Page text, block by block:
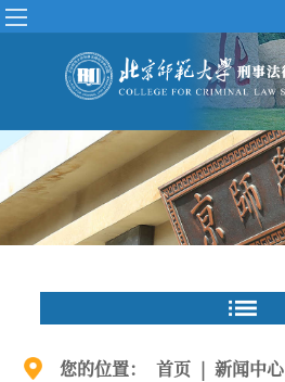
您的位置： 首页 | 新闻中心